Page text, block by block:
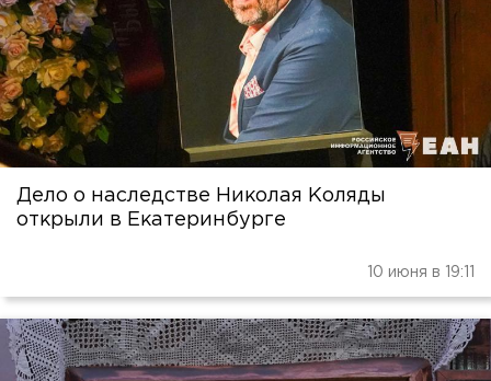
Дело о наследстве Николая Коляды
открыли в Екатеринбурге
10 июня в 19:11